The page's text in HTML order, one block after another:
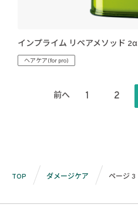
インプライム リペアメソッド 2α
ヘアケア(for pro)
送
前へ 1 2
TOP ダメージケア ページ 3